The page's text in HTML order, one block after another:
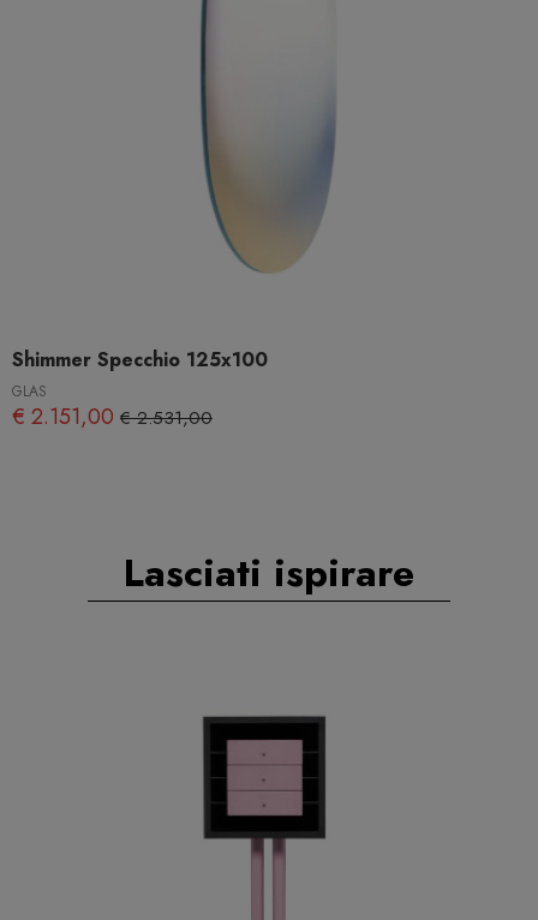
Shimmer Specchio 125x100
GLAS
€ 2.151,00 € 2.531,00
Lasciati ispirare